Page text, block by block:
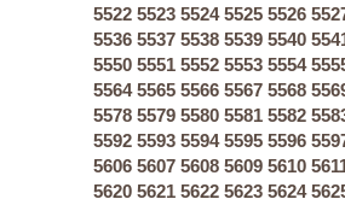
5522 5523 5524 5525 5526
5536 5537 5538 5539 5540
5550 5551 5552 5553 5554
5564 5565 5566 5567 5568
5578 5579 5580 5581 5582
5592 5593 5594 5595 5596
5606 5607 5608 5609 5610
5620 5621 5622 5623 5624